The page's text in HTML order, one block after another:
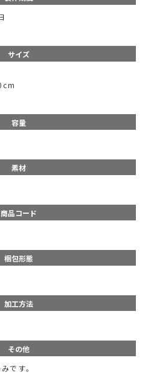
サイズ
容量
素材
商品コード
梱包形態
加工方法
その他
です。